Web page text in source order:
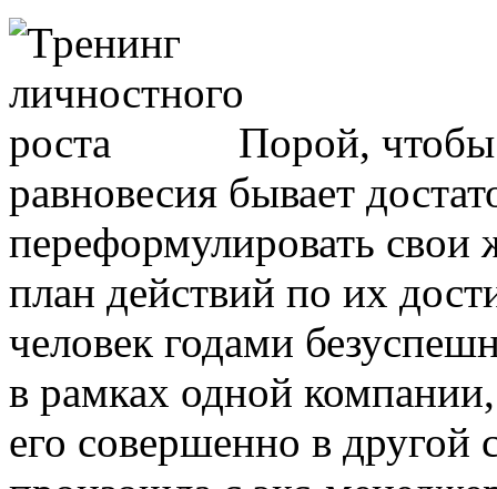
Порой,
равновесия бывает
переформулировать
план действий по их
человек годами
в рамках одной
его совершенно в другой